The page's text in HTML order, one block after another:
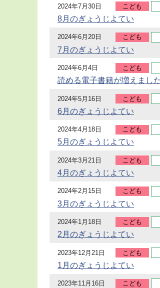
2024年7月30日 こども
8月のぎょうじよてい
2024年6月20日 こども
7月のぎょうじよてい
2024年6月4日 こども
読める電子書籍が増えました
2024年5月16日 こども
6月のぎょうじよてい
2024年4月18日 こども
5月のぎょうじよてい
2024年3月21日 こども
4月のぎょうじよてい
2024年2月15日 こども
3月のぎょうじよてい
2024年1月18日 こども
2月のぎょうじよてい
2023年12月21日 こども
1月のぎょうじよてい
2023年11月16日 こども